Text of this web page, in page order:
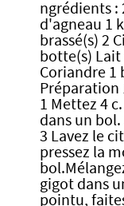
ngrédients :
d'agneau 1
brassé(s) 2
botte(s)
Coriandre 1
Préparation
1 Mettez 4
dans un bol.
3 Lavez le
pressez la
gigot dans
pointu,